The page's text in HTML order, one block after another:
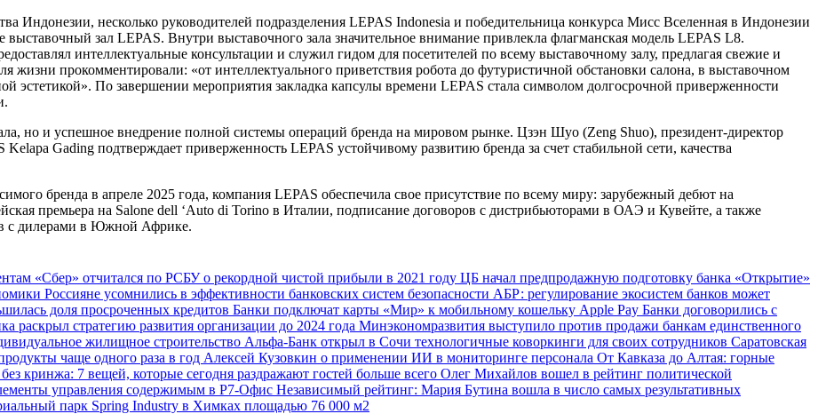
Индонезии, несколько руководителей подразделения LEPAS Indonesia и победительница конкурса Мисс Вселенная в Индонезии
выставочный зал LEPAS. Внутри выставочного зала значительное внимание привлекла флагманская модель LEPAS L8.
интеллектуальные консультации и служил гидом для посетителей по всему выставочному залу, предлагая свежие и
прокомментировали: «от интеллектуального приветствия робота до футуристичной обстановки салона, в выставочном
эстетикой». По завершении мероприятия закладка капсулы времени LEPAS стала символом долгосрочной приверженности
но и успешное внедрение полной системы операций бренда на мировом рынке. Цзэн Шуо (Zeng Shuo), президент-директор
Gading подтверждает приверженность LEPAS устойчивому развитию бренда за счет стабильной сети, качества
бренда в апреле 2025 года, компания LEPAS обеспечила свое присутствие по всему миру: зарубежный дебют на
премьера на Salone dell ‘Auto di Torino в Италии, подписание договоров с дистрибьюторами в ОАЭ и Кувейте, а также
с дилерами в Южной Африке.
«Сбер» отчитался по РСБУ о рекордной чистой прибыли в 2021 году ЦБ начал предпродажную подготовку банка «Открытие»
Россияне усомнились в эффективности банковских систем безопасности АБР: регулирование экосистем банков может
доля просроченных кредитов Банки подключат карты «Мир» к мобильному кошельку Apple Pay Банки договорились с
раскрыл стратегию развития организации до 2024 года Минэкономразвития выступило против продажи банкам единственного
жилищное строительство Альфа-Банк открыл в Сочи технологичные коворкинги для своих сотрудников Саратовская
чаще одного раза в год Алексей Кузовкин о применении ИИ в мониторинге персонала От Кавказа до Алтая: горные
кринжа: 7 вещей, которые сегодня раздражают гостей больше всего Олег Михайлов вошел в рейтинг политической
управления содержимым в Р7-Офис Независимый рейтинг: Мария Бутина вошла в число самых результативных
парк Spring Industry в Химках площадью 76 000 м2